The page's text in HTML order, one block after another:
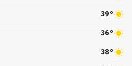
39°
36°
38°